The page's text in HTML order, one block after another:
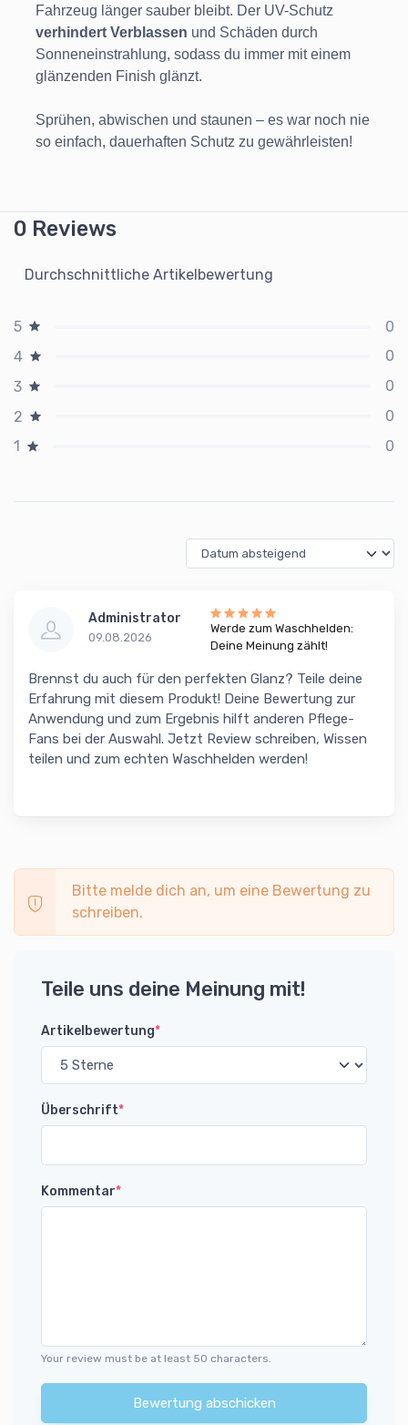
Fahrzeug länger sauber bleibt. Der UV-Schutz
verhindert Verblassen und Schäden durch
Sonneneinstrahlung, sodass du immer mit einem
glänzenden Finish glänzt.
Sprühen, abwischen und staunen – es war noch nie
so einfach, dauerhaften Schutz zu gewährleisten!
0 Reviews
Durchschnittliche Artikelbewertung
5
0
4
0
3
0
2
0
1
0
Administrator
09.08.2026
Werde zum Waschhelden:
Deine Meinung zählt!
Brennst du auch für den perfekten Glanz? Teile deine
Erfahrung mit diesem Produkt! Deine Bewertung zur
Anwendung und zum Ergebnis hilft anderen Pflege-
Fans bei der Auswahl. Jetzt Review schreiben, Wissen
teilen und zum echten Waschhelden werden!
Bitte melde dich an, um eine Bewertung zu
schreiben.
Teile uns deine Meinung mit!
Artikelbewertung*
Überschrift*
Kommentar*
Your review must be at least 50 characters.
Bewertung abschicken